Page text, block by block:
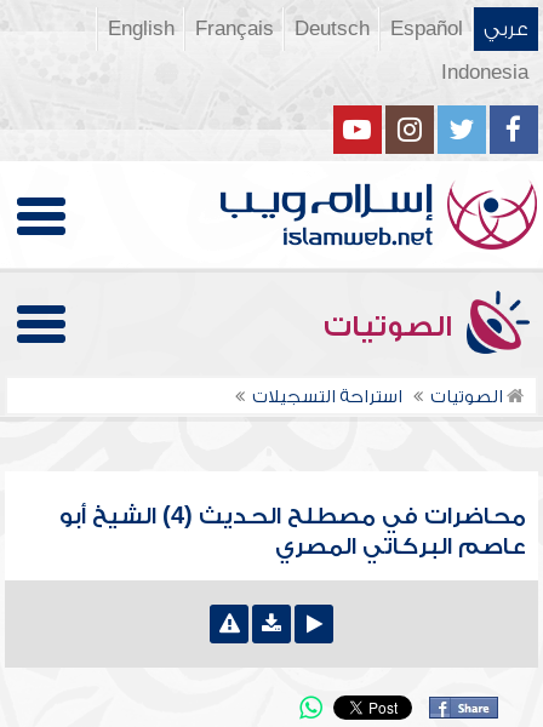
عربي Español
Deutsch
Français
English
Indonesia
الصوتيات
الصوتيات استراحة التسجيلات
محاضرات في مصطلح الحديث (4) الشيخ أبو
عاصم البركاتي المصري